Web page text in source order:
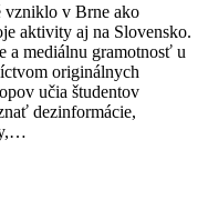
vzniklo v Brne ako
aktivity aj na Slovensko.
a mediálnu gramotnosť u
originálnych
učia študentov
dezinformácie,